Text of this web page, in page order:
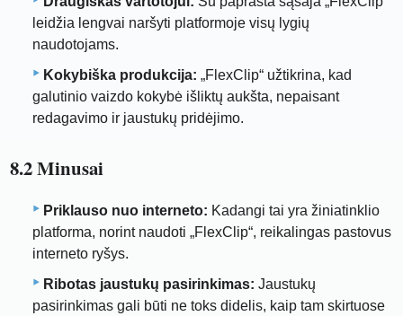
leidžia lengvai naršyti platformoje visų lygių
naudotojams.
Kokybiška produkcija: „FlexClip“ užtikrina, kad
galutinio vaizdo kokybė išliktų aukšta, nepaisant
redagavimo ir jaustukų pridėjimo.
8.2 Minusai
Priklauso nuo interneto: Kadangi tai yra žiniatinklio
platforma, norint naudoti „FlexClip“, reikalingas pastovus
interneto ryšys.
Ribotas jaustukų pasirinkimas: Jaustukų
pasirinkimas gali būti ne toks didelis, kaip tam skirtuose